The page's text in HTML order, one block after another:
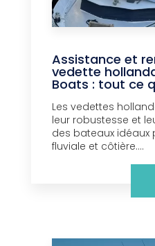
Assistance et
vedette
Boats : tout ce
Les vedettes
leur robustesse et
des bateaux idéaux
fluviale et côtière....